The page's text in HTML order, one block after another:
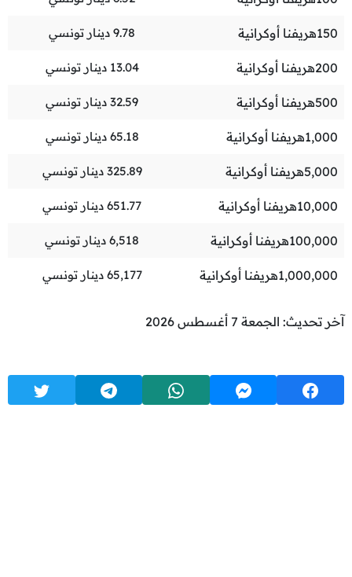
150هريفنا أوكرانية 9.78 دينار تونسي
200هريفنا أوكرانية 13.04 دينار تونسي
500هريفنا أوكرانية 32.59 دينار تونسي
1,000هريفنا أوكرانية 65.18 دينار تونسي
5,000هريفنا أوكرانية 325.89 دينار تونسي
10,000هريفنا أوكرانية 651.77 دينار تونسي
100,000هريفنا أوكرانية 6,518 دينار تونسي
1,000,000هريفنا أوكرانية 65,177 دينار تونسي
آخر تحديث: الجمعة 7 أغسطس 2026